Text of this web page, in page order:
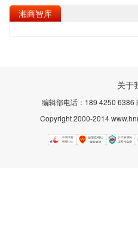
湘商智库
关于
编辑部电话：189 4250 6386
Copyright 2000-2014